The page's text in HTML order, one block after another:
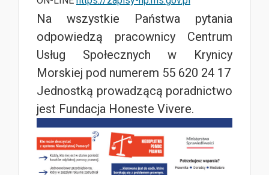
Na wszystkie Państwa pytania
odpowiedzą pracownicy Centrum
Usług Społecznych w Krynicy
Morskiej pod numerem 55 620 24 17
Jednostką prowadzącą poradnictwo
jest Fundacja Honeste Vivere.